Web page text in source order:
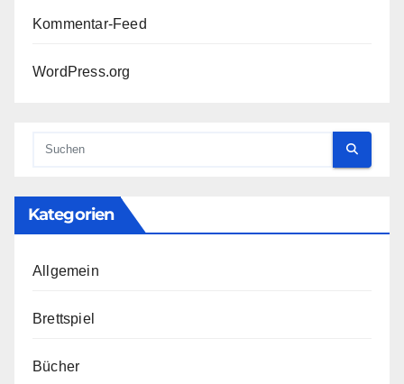
Kommentar-Feed
WordPress.org
Kategorien
Allgemein
Brettspiel
Bücher